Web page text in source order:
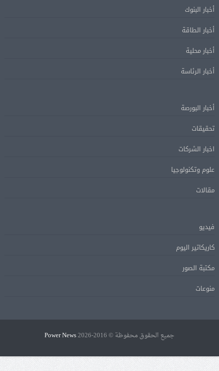
أخبار البنوك
أخبار الطاقة
أخبار محلية
أخبار الرئاسة
أخبار البورصة
تحقيقات
اخبار الشركات
علوم وتكنولوجيا
مقالات
فيديو
كاريكاتير اليوم
مكتبة الصور
منوعات
جميع الحقوق محفوظة © 2016-2026 Power News